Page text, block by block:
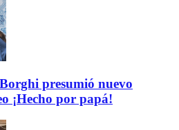
presumió nuevo
¡Hecho por papá!